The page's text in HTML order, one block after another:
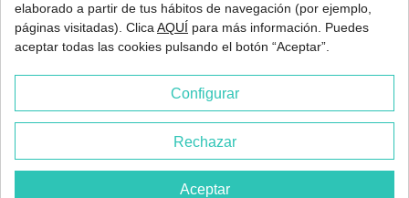
2026 - Europa 3G Madrid
elaborado a partir de tus hábitos de navegación (por ejemplo,
páginas visitadas). Clica AQUÍ para más información. Puedes
aceptar todas las cookies pulsando el botón “Aceptar”.
Configurar
Rechazar
Aceptar